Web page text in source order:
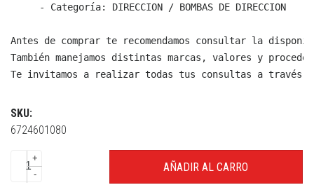
  - Categoría: DIRECCION / BOMBAS DE DIRECCION
Antes de comprar te recomendamos consultar la
También manejamos distintas marcas, valores y
Te invitamos a realizar todas tus consultas a través
SKU:
6724601080
+
-